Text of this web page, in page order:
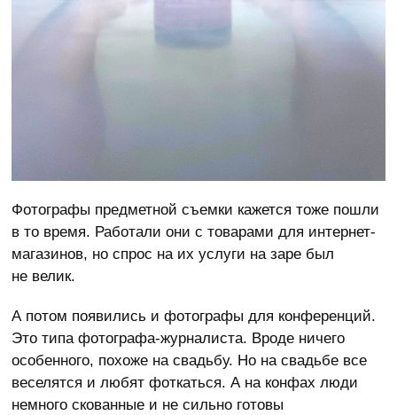
Фотографы предметной съемки кажется тоже пошли
в то время. Работали они с товарами для интернет-
магазинов, но спрос на их услуги на заре был
не велик.
А потом появились и фотографы для конференций.
Это типа фотографа-журналиста. Вроде ничего
особенного, похоже на свадьбу. Но на свадьбе все
веселятся и любят фоткаться. А на конфах люди
немного скованные и не сильно готовы